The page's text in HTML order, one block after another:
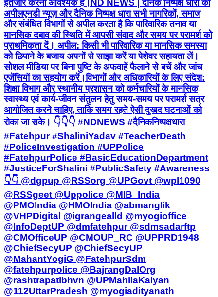
इंतजार करना आवश्यक है। ​ND NEWS | दैनिक निष्पक्ष धारा की
अपील ​एनडी न्यूज़ और दैनिक निष्पक्ष धारा सभी नागरिकों, समाज
और संबंधित विभागों से अपील करता है कि पारिवारिक तनाव या
मानसिक दबाव की स्थिति में आपसी संवाद और समय पर परामर्श को
प्राथमिकता दें। ​ अपील: किसी भी पारिवारिक या मानसिक समस्या
को छिपाने के बजाय अपनों से साझा करें या पेशेवर सहायता लें।
सोशल मीडिया पर बिना पुष्टि के अफवाहें फैलाने से बचें और जांच
एजेंसियों का सहयोग करें। ​विभागों और अधिकारियों के लिए संदेश:
शिक्षा विभाग और स्थानीय प्रशासन को कर्मचारियों के मानसिक
स्वास्थ्य एवं कार्य-जीवन संतुलन हेतु समय-समय पर परामर्श सत्र
आयोजित करने चाहिए, ताकि समय रहते ऐसी दुखद घटनाओं को
रोका जा सके। 👇👇👇 #NDNEWS #दैनिकनिष्पक्षधारा
#Fatehpur #ShaliniYadav #TeacherDeath
#PoliceInvestigation #UPPolice
#FatehpurPolice #BasicEducationDepartment
#JusticeForShalini #PublicSafety #Awareness
👇👇 @dgpup @RSSorg @UPGovt @wpl1090
@RSSgeet @Uppolice @MIB_India
@PMOIndia @HMOIndia @abmanglik
@VHPDigital @igrangealld @myogioffice
@InfoDeptUP @dmfatehpur @sdmsadarftp
@CMOfficeUP @CMOUP_RC @UPPRD1948
@ChiefSecyUP @ChiefSecyUP
@MahantYogiG @FatehpurSdm
@fatehpurpolice @BajrangDalOrg
@rashtrapatibhvn @UPMahilaKalyan
@112UttarPradesh @myogiadityanath